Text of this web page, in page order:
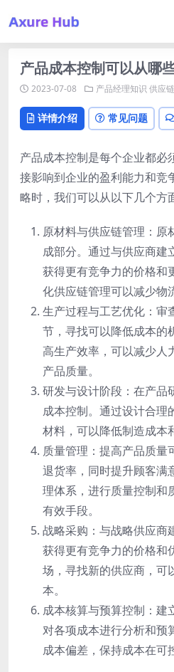
产品成本控制可以从哪
2023-07-08 产品经理知识 供应链
详情介绍 常见问题
产品成本控制是每个企业都必
接影响到企业的盈利能力和竞
略时，我们可以从以下几个方
原材料与供应链管理：原
成部分。通过与供应商建
获得更有竞争力的价格和
化供应链管理可以减少物
生产过程与工艺优化：审
节，寻找可以降低成本的
高生产效率，可以减少人
产品质量。
研发与设计阶段：在产品
成本控制。通过设计合理
材料，可以降低制造成本
质量管理：提高产品质量
退货率，同时提升顾客满
理体系，进行质量控制和
有效手段。
战略采购：与战略供应商
获得更有竞争力的价格和
场，寻找新的供应商，可
本。
成本核算与预算控制：建
对各项成本进行分析和预
成本偏差，保持成本在可